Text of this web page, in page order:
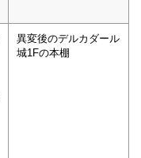
異変後のデルカダール
城1Fの本棚